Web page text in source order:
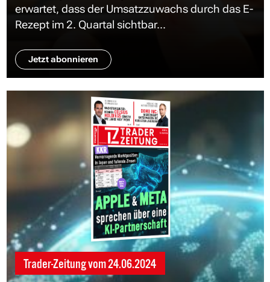
erwartet, dass der Umsatzzuwachs durch das E-
Rezept im 2. Quartal sichtbar...
Jetzt abonnieren
Trader-Zeitung vom24.06.2024